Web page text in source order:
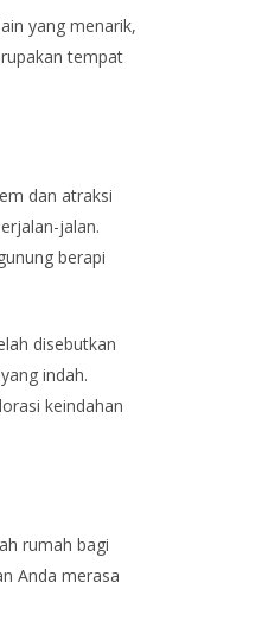
yang menarik,
tempat
dan atraksi
jalan.
berapi
disebutkan
indah.
keindahan
rumah bagi
Anda merasa